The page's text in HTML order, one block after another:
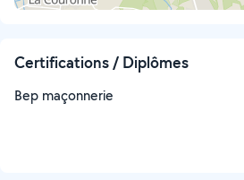
Certifications / Diplômes
Bep maçonnerie